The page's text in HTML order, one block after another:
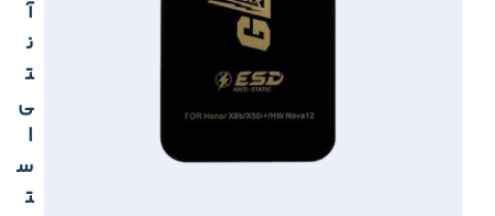
آ
ن
ت
ی
ا
س
ت